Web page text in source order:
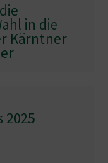
in die
Kärntner
2025